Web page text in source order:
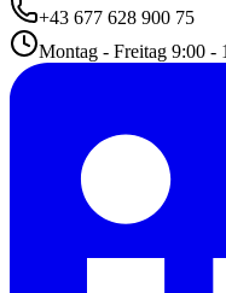
+43 677 628 900 75
Montag - Freitag 9:00 -